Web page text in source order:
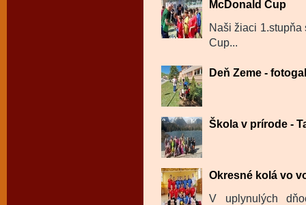
McDonald Cup
Naši žiaci
Cup...
Deň Zeme -
Škola v prírode -
Okresné kolá vo
V uplynulých